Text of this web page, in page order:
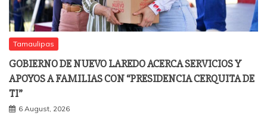
Tamaulipas
GOBIERNO DE NUEVO LAREDO ACERCA SERVICIOS Y
APOYOS A FAMILIAS CON “PRESIDENCIA CERQUITA DE
TI”
6 August, 2026